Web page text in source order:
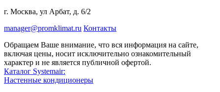
г. Москва, ул Арбат, д. 6/2
manager@promklimat.ru Контакты
Обращаем Ваше внимание, что вся информация на сайте,
включая цены, носит исключительно ознакомительный
характер и не является публичной офертой.
Каталог Systemair:
Настенные кондиционеры